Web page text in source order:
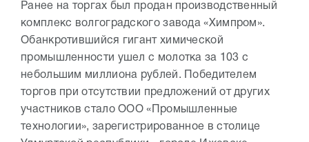
Ранее на торгах был продан производственный
комплекс волгоградского завода «Химпром».
Обанкротившийся гигант химической
промышленности ушел с молотка за 103 с
небольшим миллиона рублей. Победителем
торгов при отсутствии предложений от других
участников стало ООО «Промышленные
технологии», зарегистрированное в столице